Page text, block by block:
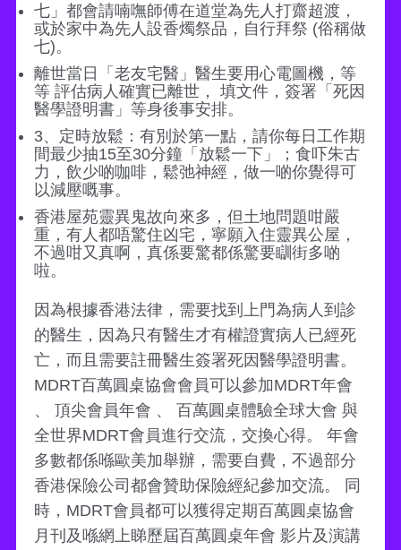
七」都會請喃嘸師傅在道堂為先人打齋超渡，
或於家中為先人設香燭祭品，自行拜祭 (俗稱做
七)。
離世當日「老友宅醫」醫生要用心電圖機，等
等 評估病人確實已離世， 填文件，簽署「死因
醫學證明書」等身後事安排。
3、定時放鬆：有別於第一點，請你每日工作期
間最少抽15至30分鐘「放鬆一下」；食吓朱古
力，飲少啲咖啡，鬆弛神經，做一啲你覺得可
以減壓嘅事。
香港屋苑靈異鬼故向來多，但土地問題咁嚴
重，有人都唔驚住凶宅，寧願入住靈異公屋，
不過咁又真啊，真係要驚都係驚要瞓街多啲
啦。
因為根據香港法律，需要找到上門為病人到診
的醫生，因為只有醫生才有權證實病人已經死
亡，而且需要註冊醫生簽署死因醫學證明書。
MDRT百萬圓桌協會會員可以參加MDRT年會
、 頂尖會員年會 、 百萬圓桌體驗全球大會 與
全世界MDRT會員進行交流，交換心得。 年會
多數都係喺歐美加舉辦，需要自費，不過部分
香港保險公司都會贊助保險經紀參加交流。 同
時，MDRT會員都可以獲得定期百萬圓桌協會
月刊及喺網上睇歷屆百萬圓桌年會 影片及演講